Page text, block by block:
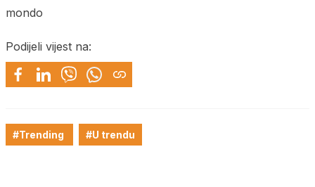
mondo
Podijeli vijest na:
#Trending #U trendu